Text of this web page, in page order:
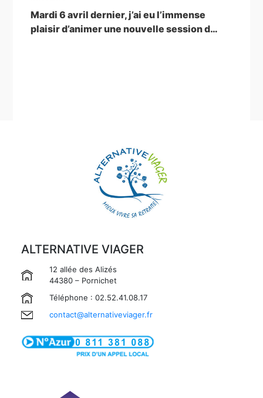
suivant
Mardi 6 avril dernier, j’ai eu l’immense
plaisir d’animer une nouvelle session d…
ALTERNATIVE VIAGER
12 allée des Alizés
44380 – Pornichet
Téléphone : 02.52.41.08.17
contact@alternativeviager.fr